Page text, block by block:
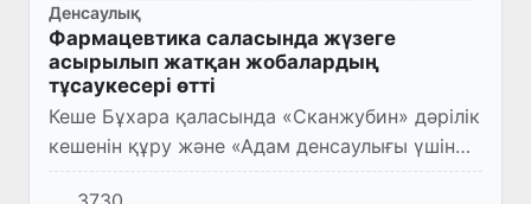
Денсаулық
Фармацевтика саласында жүзеге
асырылып жатқан жобалардың
тұсаукесері өтті
Кеше Бұхара қаласында «Сканжубин» дәрілік
кешенін құру және «Адам денсаулығы үшін
маңызды биологиялық белсенді қоспалар